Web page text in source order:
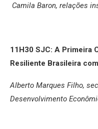
Camila Baron, relações
11H30 SJC: A Primeira
Resiliente Brasileira
Alberto Marques Filho,
Desenvolvimento